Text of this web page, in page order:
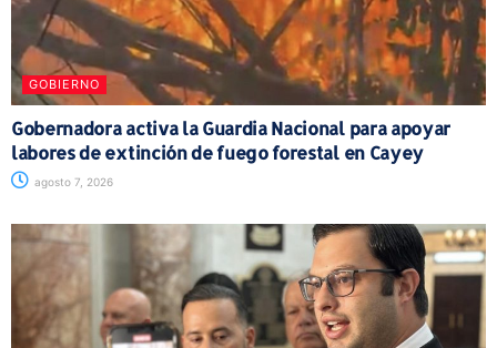
GOBIERNO
Gobernadora activa la Guardia Nacional para apoyar
labores de extinción de fuego forestal en Cayey
agosto 7, 2026